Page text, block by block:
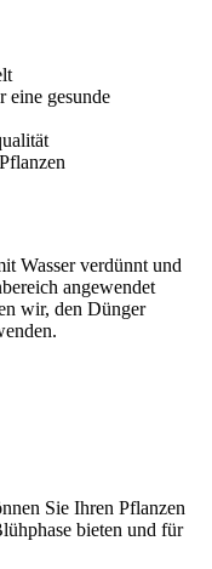
eine gesunde
Wasser verdünnt und
angewendet
wir, den Dünger
Sie Ihren Pflanzen
bieten und für